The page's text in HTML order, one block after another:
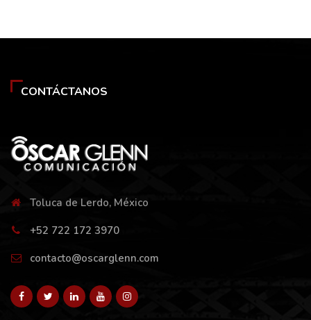
CONTÁCTANOS
Toluca de Lerdo, México
+52 722 172 3970
contacto@oscarglenn.com